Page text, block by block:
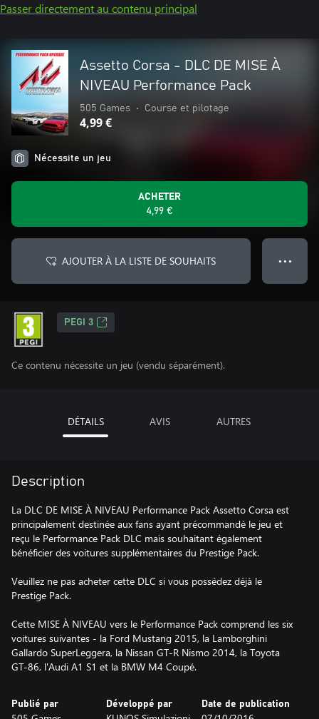
Passer directement au contenu principal
Assetto Corsa - DLC DE MISE À
NIVEAU Performance Pack
505 Games • Course et pilotage
4,99 €
Nécessite un jeu
ACHETER
4,99 €
AJOUTER À LA LISTE DE SOUHAITS ● ● ●
PEGI 3
Ce contenu nécessite un jeu (vendu séparément).
DÉTAILS AVIS AUTRES
Description
La DLC DE MISE À NIVEAU Performance Pack Assetto Corsa est
principalement destinée aux fans ayant précommandé le jeu et
reçu le Performance Pack DLC mais souhaitant également
bénéficier des voitures supplémentaires du Prestige Pack.
Veuillez ne pas acheter cette DLC si vous possédez déjà le
Prestige Pack.
Cette MISE À NIVEAU vers le Performance Pack comprend les six
voitures suivantes - la Ford Mustang 2015, la Lamborghini
Gallardo SuperLeggera, la Nissan GT-R Nismo 2014, la Toyota
GT-86, l'Audi A1 S1 et la BMW M4 Coupé.
Publié par Développé par Date de publication